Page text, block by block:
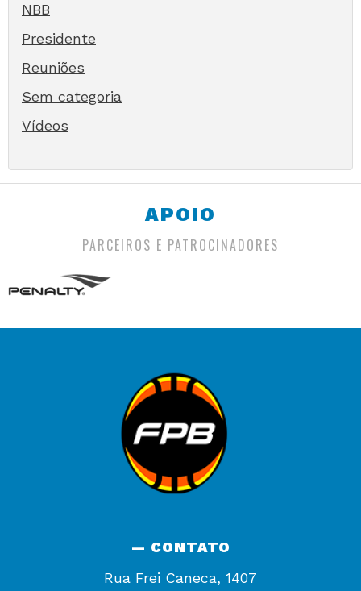
NBB
Presidente
Reuniões
Sem categoria
Vídeos
APOIO
PARCEIROS E PATROCINADORES
— CONTATO
Rua Frei Caneca, 1407